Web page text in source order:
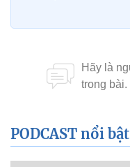
PODCAST nổi bật